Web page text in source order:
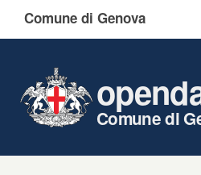
Comune di Genova
Comune di